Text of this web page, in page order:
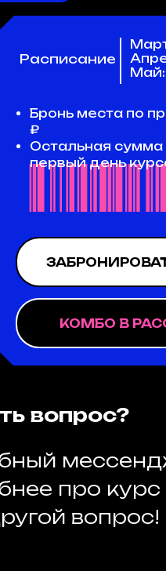
Бронь места по
₽
Остальная сумма
первый день
Май:
Расписание
КОМБО В
вопрос?
про курс
вопрос!